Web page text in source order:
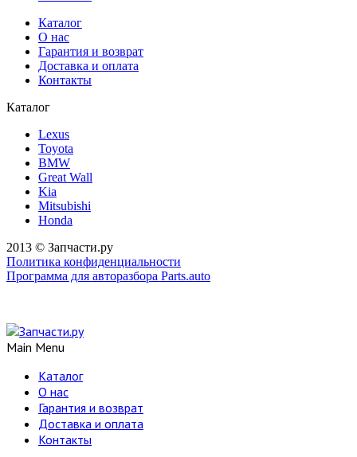
Каталог
О нас
Гарантия и возврат
Доставка и оплата
Контакты
Каталог
Lexus
Toyota
BMW
Great Wall
Kia
Mitsubishi
Honda
2013 © Запчасти.ру
Политика конфиденциальности
Программа для авторазбора Parts.auto
Main Menu
Каталог
О нас
Гарантия и возврат
Доставка и оплата
Контакты